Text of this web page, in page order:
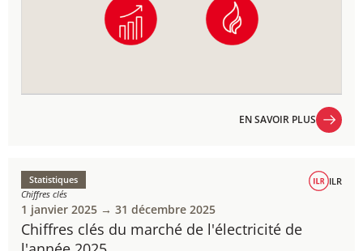
EN SAVOIR PLUS
Chiffres clés du marché de l'électricité de
Statistiques
Chiffres clés
ILR
1 janvier 2025 → 31 décembre 2025